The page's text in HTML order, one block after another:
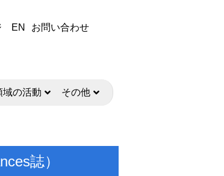
EN お問い合わせ
域の活動 その他
誌）